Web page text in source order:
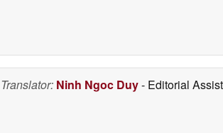
Translator: Ninh Ngoc Duy- Editorial